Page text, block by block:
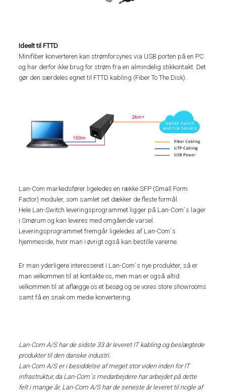
Ideelt til FTTD
Minifiber konverteren kan strømforsynes via USB porten på en PC
og har derfor ikke brug for strøm fra en almindelig stikkontakt. Det
gør den særdeles egnet til FTTD kabling (Fiber To The Disk).
Lan-Com markedsfører ligeledes en række SFP (Small Form
Factor) moduler, som samlet set dækker de fleste formål.
Hele Lan-Switch leveringsprogrammet ligger på Lan-Com`s lager
i Smørum og kan leveres med omgående varsel.
Leveringsprogrammet fremgår ligeledes af Lan-Com`s
hjemmeside, hvor man i øvrigt også kan bestille varerne.
Er man yderligere interesseret i Lan-Com`s nye produkter, så er
man velkommen til at kontakte os, men man er også altid
velkommen til at aflægge os et besøg og se vores store showrooms
samt få en snak om medie konvertering.
Lan-Com A/S har de sidste 33 år leveret IT kabling og beslægtede
produkter til den danske industri.
Lan-Com A/S er i besiddelse af meget stor viden inden for IT
infrastruktur, da Lan-Com`s medarbejdere har arbejdet på dette
felt i mange år. Lan-Com A/S har de seneste år leveret til nogle af